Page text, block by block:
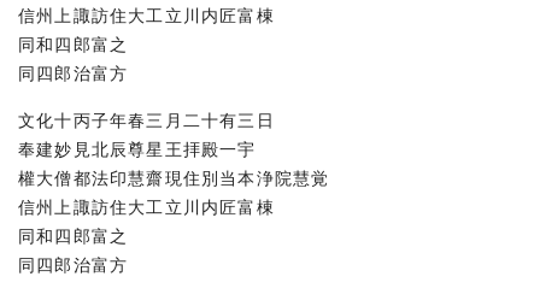
信州上諏訪住大工立川内匠富棟
同和四郎富之
同四郎治富方
文化十丙子年春三月二十有三日
奉建妙見北辰尊星王拝殿一宇
權大僧都法印慧齋現住別当本浄院慧覚
信州上諏訪住大工立川内匠富棟
同和四郎富之
同四郎治富方